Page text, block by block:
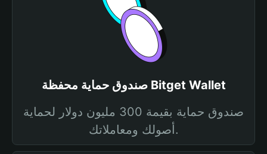
صندوق حماية محفظة Bitget Wallet
صندوق حماية بقيمة 300 مليون دولار لحماية
أصولك ومعاملاتك.